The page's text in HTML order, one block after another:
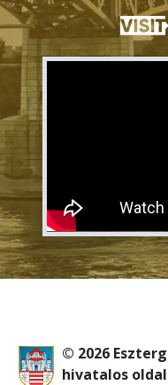
© 2026
hivatalos